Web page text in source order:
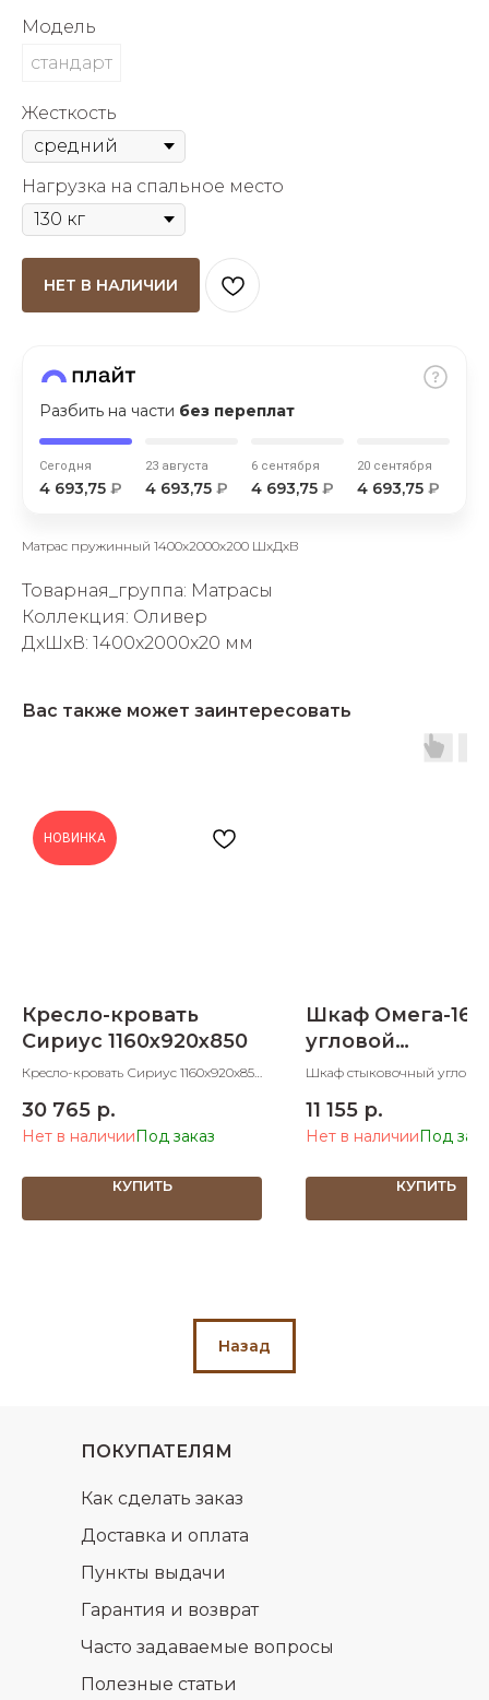
Модель
стандарт
Жесткость
Нагрузка на спальное место
НЕТ В НАЛИЧИИ
Разбить на части без переплат
Сегодня
4 693,75 ₽
23 августа
4 693,75 ₽
6 сентября
4 693,75 ₽
20 сентября
4 693,75 ₽
об оплате Плайтом
недели
Остались вопросы?
8 800 302-02-51
plait.ru
Матрас пружинный 1400х2000х200 ШхДхВ
Товарная_группа: Матрасы
Коллекция: Оливер
ДxШxВ: 1400x2000x20 мм
Вас также может заинтересовать
НОВИНКА
Кресло-кровать
Сириус 1160х920х850
Кресло-кровать Сириус 1160х920х850
ШхД
30 765 р.
Нет в наличии
КУПИТЬ
Шкаф Омега-16
угловой
900х510х2040
Шкаф стыковочный угловой
11 155 р.
Нет в наличии
КУПИТЬ
Назад
ПОКУПАТЕЛЯМ
Доставка и оплата
Часто задаваемые вопросы
Гарантия и возврат
Полезные статьи
Пункты выдачи
Как сделать заказ